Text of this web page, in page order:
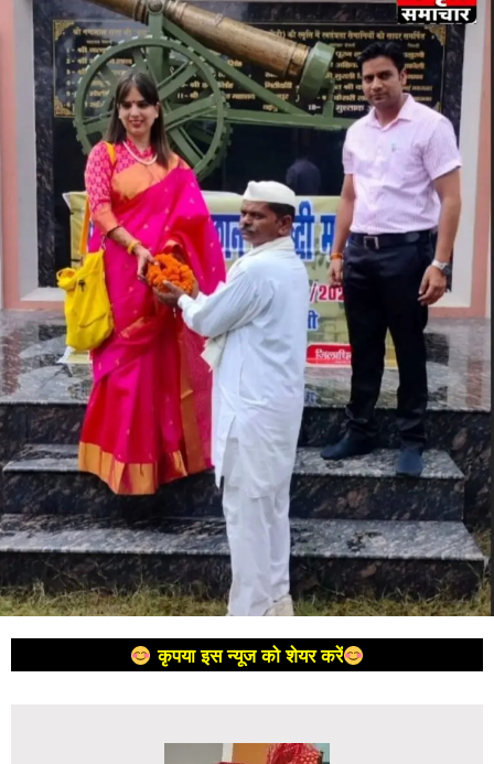
कृपया इस न्यूज को शेयर करें